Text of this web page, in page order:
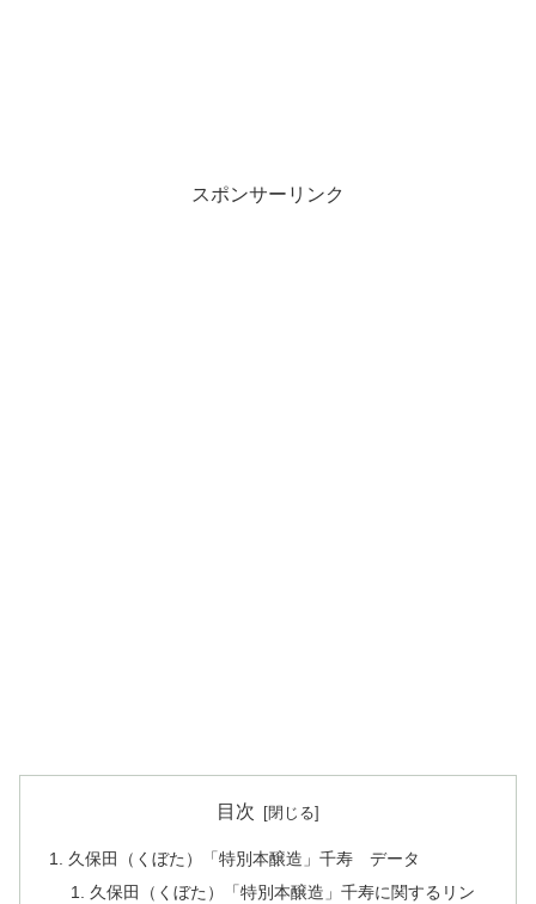
スポンサーリンク
目次
久保田（くぼた）「特別本醸造」千寿 データ
久保田（くぼた）「特別本醸造」千寿に関するリン